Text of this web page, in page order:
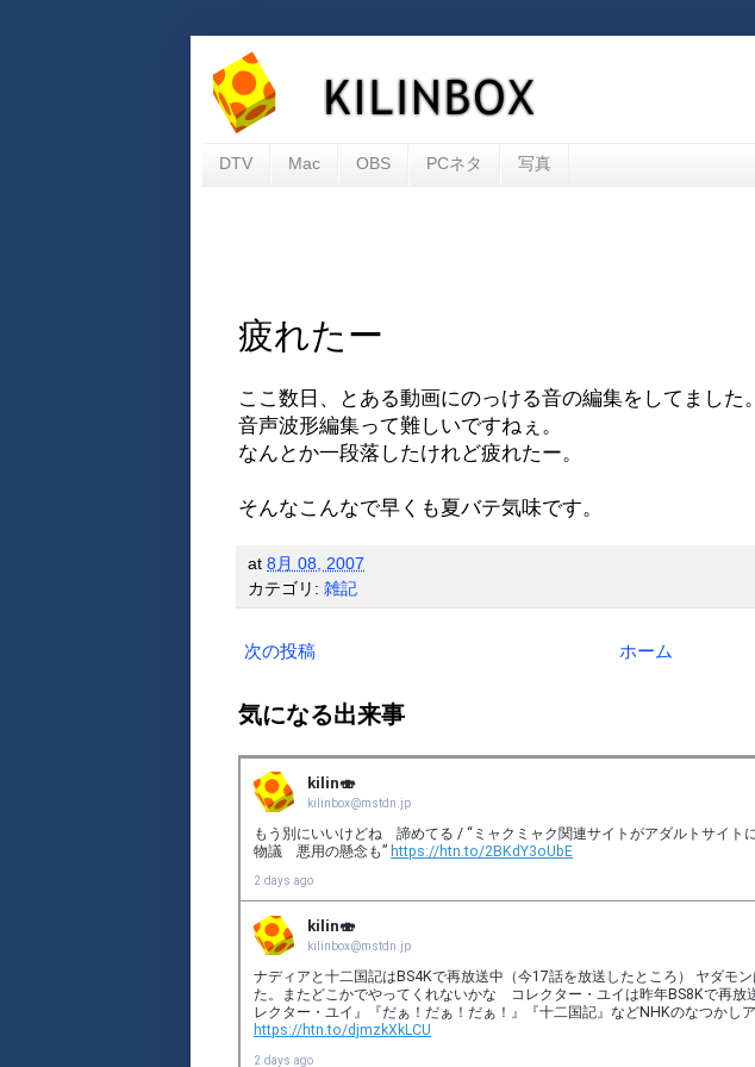
DTV Mac OBS PCネタ 写真
疲れたー
ここ数日、とある動画にのっける音の編集をしてました。
音声波形編集って難しいですねぇ。
なんとか一段落したけれど疲れたー。
そんなこんなで早くも夏バテ気味です。
at 8月 08, 2007
カテゴリ: 雑記
次の投稿 ホーム
気になる出来事